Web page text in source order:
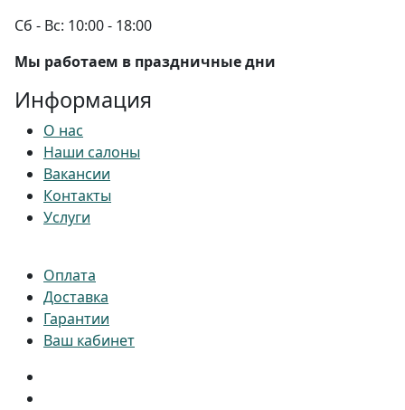
Сб - Вс: 10:00 - 18:00
Мы работаем в праздничные дни
Информация
О нас
Наши салоны
Вакансии
Контакты
Услуги
Оплата
Доставка
Гарантии
Ваш кабинет